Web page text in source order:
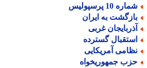
10 پرسپولیس
به ایران
غربی
گسترده
آمریکایی
جمهوریخواه